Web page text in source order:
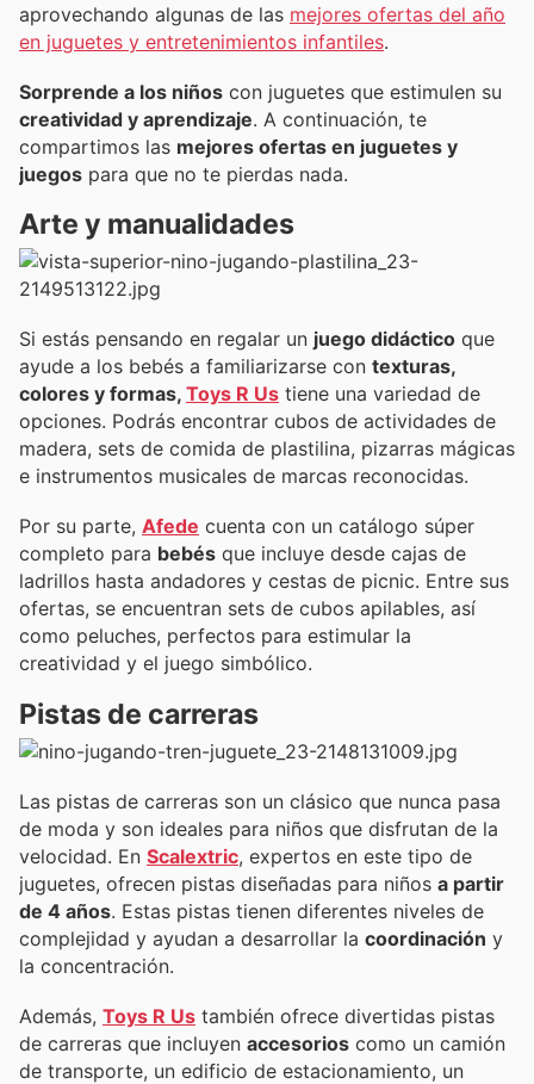
aprovechando algunas de las mejores ofertas del año
en juguetes y entretenimientos infantiles.
Sorprende a los niños con juguetes que estimulen su
creatividad y aprendizaje. A continuación, te
compartimos las mejores ofertas en juguetes y
juegos para que no te pierdas nada.
Arte y manualidades
Si estás pensando en regalar un juego didáctico que
ayude a los bebés a familiarizarse con texturas,
colores y formas, Toys R Us tiene una variedad de
opciones. Podrás encontrar cubos de actividades de
madera, sets de comida de plastilina, pizarras mágicas
e instrumentos musicales de marcas reconocidas.
Por su parte, Afede cuenta con un catálogo súper
completo para bebés que incluye desde cajas de
ladrillos hasta andadores y cestas de picnic. Entre sus
ofertas, se encuentran sets de cubos apilables, así
como peluches, perfectos para estimular la
creatividad y el juego simbólico.
Pistas de carreras
Las pistas de carreras son un clásico que nunca pasa
de moda y son ideales para niños que disfrutan de la
velocidad. En Scalextric, expertos en este tipo de
juguetes, ofrecen pistas diseñadas para niños a partir
de 4 años. Estas pistas tienen diferentes niveles de
complejidad y ayudan a desarrollar la coordinación y
la concentración.
Además, Toys R Us también ofrece divertidas pistas
de carreras que incluyen accesorios como un camión
de transporte, un edificio de estacionamiento, un